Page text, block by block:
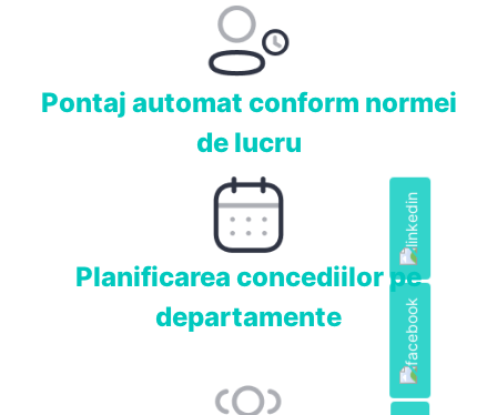
Pontaj automat conform normei
de lucru
Planificarea concediilor pe
departamente